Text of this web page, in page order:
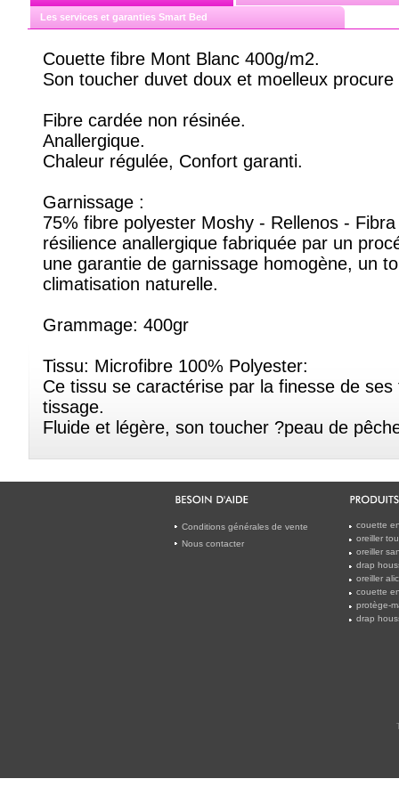
Les services et garanties Smart Bed
Couette fibre Mont Blanc 400g/m2.
Son toucher duvet doux et moelleux
Fibre cardée non résinée.
Anallergique.
Chaleur régulée, Confort garanti.
Garnissage :
75% fibre polyester Moshy - Rellenos -
résilience anallergique fabriquée par un
une garantie de garnissage homogène, un
climatisation naturelle.
Grammage: 400gr
Tissu: Microfibre 100% Polyester:
Ce tissu se caractérise par la finesse de
tissage.
Fluide et légère, son toucher ?peau de
Conditions générales de vente
Nous contacter
couette
oreiller
oreiller
drap
oreiller
couette
protège-
drap